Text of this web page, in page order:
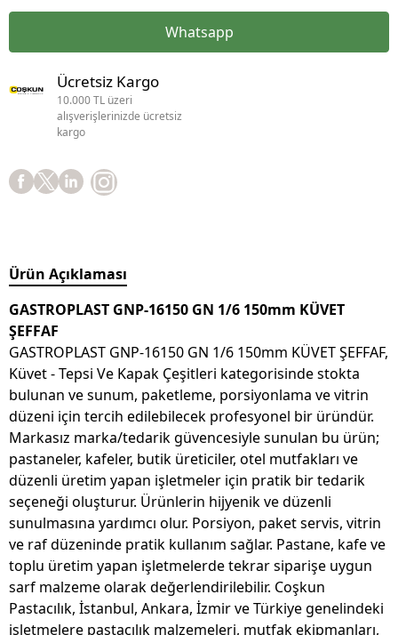
Whatsapp
Ücretsiz Kargo
10.000 TL üzeri
alışverişlerinizde ücretsiz
kargo
Ürün Açıklaması
GASTROPLAST GNP-16150 GN 1/6 150mm KÜVET
ŞEFFAF
GASTROPLAST GNP-16150 GN 1/6 150mm KÜVET ŞEFFAF,
Küvet - Tepsi Ve Kapak Çeşitleri kategorisinde stokta
bulunan ve sunum, paketleme, porsiyonlama ve vitrin
düzeni için tercih edilebilecek profesyonel bir üründür.
Markasız marka/tedarik güvencesiyle sunulan bu ürün;
pastaneler, kafeler, butik üreticiler, otel mutfakları ve
düzenli üretim yapan işletmeler için pratik bir tedarik
seçeneği oluşturur. Ürünlerin hijyenik ve düzenli
sunulmasına yardımcı olur. Porsiyon, paket servis, vitrin
ve raf düzeninde pratik kullanım sağlar. Pastane, kafe ve
toplu üretim yapan işletmelerde tekrar siparişe uygun
sarf malzeme olarak değerlendirilebilir. Coşkun
Pastacılık, İstanbul, Ankara, İzmir ve Türkiye genelindeki
işletmelere pastacılık malzemeleri, mutfak ekipmanları,